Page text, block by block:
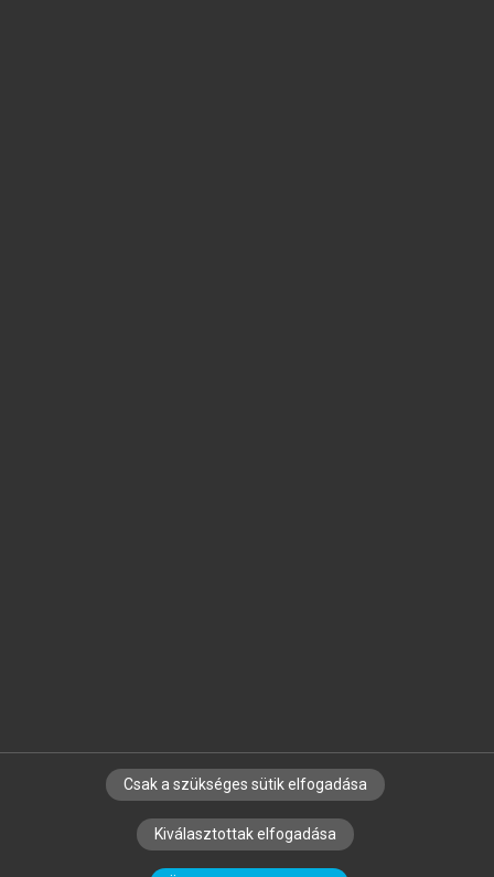
SZERZŐKNEK CÉGEKNEK KÖNYVTÁROSOKNAK
SZERKESZTÉSI ÉS LEKTORÁLÁSI ALAPELVEK
Csak a szükséges sütik elfogadása
Kiválasztottak elfogadása